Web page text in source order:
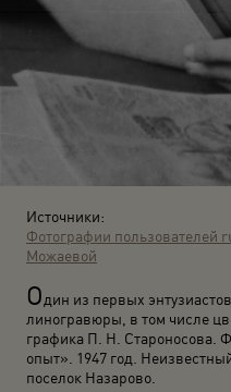
Источники:
Фотографии пользователей
Можаевой
Один из первых
линогравюры, в том числе
графика П. Н. Староносова.
опыт». 1947 год.
поселок Назарово.